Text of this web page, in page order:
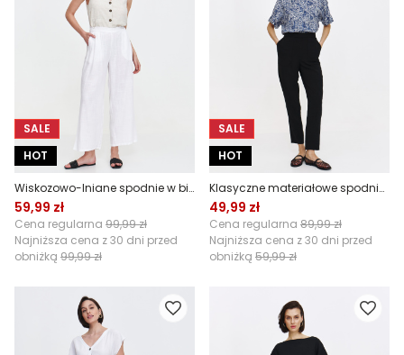
SALE
HOT
Wiskozowo-lniane spodnie w białym kolorze
59,99 zł
Cena regularna 99,99 zł
Najniższa cena z 30 dni przed
obniżką 99,99 zł
SALE
HOT
Klasyczne materiałowe spodnie z wysokim stanem
49,99 zł
Cena regularna 89,99 zł
Najniższa cena z 30 dni przed
obniżką 59,99 zł